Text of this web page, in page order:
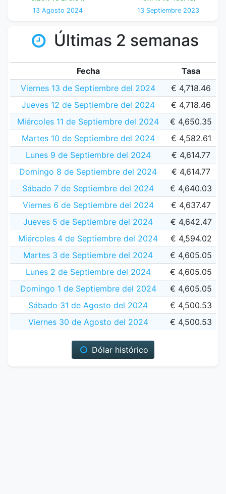
13 Agosto 2024
13 Septiembre 2023
Últimas 2 semanas
Fecha
Tasa
Viernes 13 de Septiembre del 2024
€ 4,718.46
Jueves 12 de Septiembre del 2024
€ 4,718.46
Miércoles 11 de Septiembre del 2024
€ 4,650.35
Martes 10 de Septiembre del 2024
€ 4,582.61
Lunes 9 de Septiembre del 2024
€ 4,614.77
Domingo 8 de Septiembre del 2024
€ 4,614.77
Sábado 7 de Septiembre del 2024
€ 4,640.03
Viernes 6 de Septiembre del 2024
€ 4,637.47
Jueves 5 de Septiembre del 2024
€ 4,642.47
Miércoles 4 de Septiembre del 2024
€ 4,594.02
Martes 3 de Septiembre del 2024
€ 4,605.05
Lunes 2 de Septiembre del 2024
€ 4,605.05
Domingo 1 de Septiembre del 2024
€ 4,605.05
Sábado 31 de Agosto del 2024
€ 4,500.53
Viernes 30 de Agosto del 2024
€ 4,500.53
Dólar histórico